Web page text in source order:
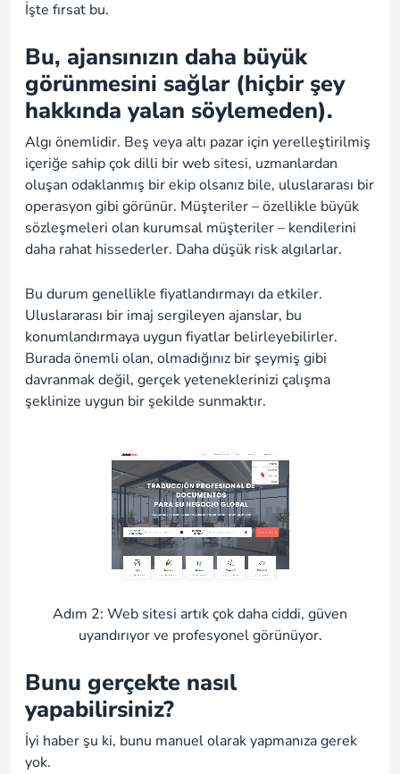
İşte fırsat bu.
Bu, ajansınızın daha büyük
görünmesini sağlar (hiçbir şey
hakkında yalan söylemeden).
Algı önemlidir. Beş veya altı pazar için yerelleştirilmiş
içeriğe sahip çok dilli bir web sitesi, uzmanlardan
oluşan odaklanmış bir ekip olsanız bile, uluslararası bir
operasyon gibi görünür. Müşteriler – özellikle büyük
sözleşmeleri olan kurumsal müşteriler – kendilerini
daha rahat hissederler. Daha düşük risk algılarlar.
Bu durum genellikle fiyatlandırmayı da etkiler.
Uluslararası bir imaj sergileyen ajanslar, bu
konumlandırmaya uygun fiyatlar belirleyebilirler.
Burada önemli olan, olmadığınız bir şeymiş gibi
davranmak değil, gerçek yeteneklerinizi çalışma
şeklinize uygun bir şekilde sunmaktır.
Adım 2: Web sitesi artık çok daha ciddi, güven
uyandırıyor ve profesyonel görünüyor.
Bunu gerçekte nasıl
yapabilirsiniz?
İyi haber şu ki, bunu manuel olarak yapmanıza gerek
yok.